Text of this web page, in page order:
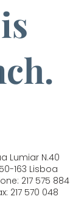
Lumiar N.40
163 Lisboa
217 575 884
217 570 048